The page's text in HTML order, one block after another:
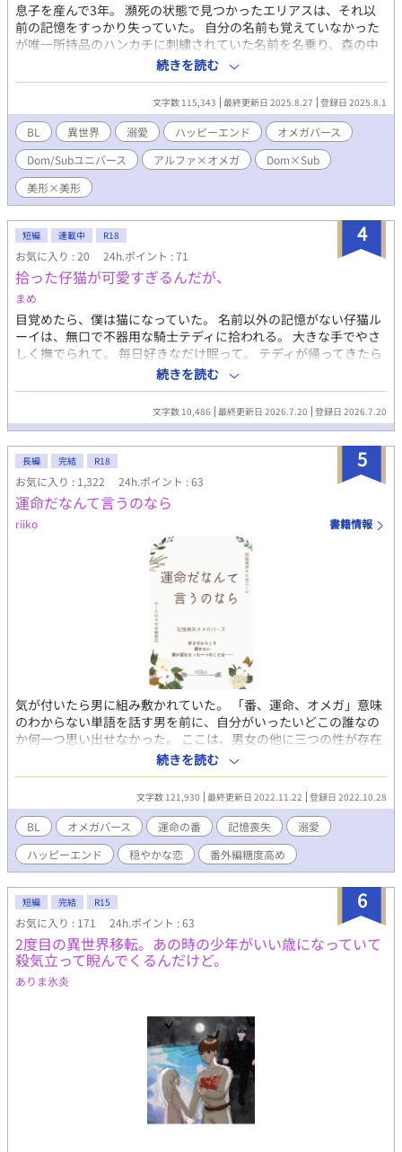
息子を産んで3年。 瀕死の状態で見つかったエリアスは、それ以
前の記憶をすっかり失っていた。 自分の名前も覚えていなかった
が唯一所持品のハンカチに刺繍されていた名前を名乗り、森の中
にひっそりと存在する地図上から消された村で医師として働く人
間と竜の混血種。 ある日、診療所に運ばれてきた重病人との出会
いがエリアスの止まっていた時を動かすことになる。 「――お前
が俺の元から逃げたからだ、エリアス！」 「本当に、本当になに
も覚えていないんだっ！」 「ととさま、かかさまをいじめちゃメ
ッ！」 破滅を歩む純白竜の皇帝《Domアルファ》× 記憶がない
混血竜《Subオメガ》 「俺の皇后……」 ――前の俺？それとも、
今の俺？ 俺は一体、何者なのだろうか？ ※オメガバース、ドムサ
ブユニバース特殊設定あり（かなり好き勝手に詳細設定をしてい
ブユニバース、二つをまとめてSubオメガ、などの総称にしてい
ます ※作中のセリフで「〈〉」この中のセリフはコマンドになり
ます。読みやすいよう、コマンドは英語表記ではなく、本作では
言葉として表記しています ※性的な描写がある話数に＊をつけて
います ✧毎日7時40分＋17時40分に更新予定✧ ✧お気に入り登
録・各話♡・エール📣作者大歓喜します✧
続きを読む
文字数 115,343 最終更新日 2025.8.27 登録日 2025.8.1
BL 異世界 溺愛 ハッピーエンド
オメガバース
Dom/Subユニバース
アルファ×オメガ
Dom×Sub
美形×美形
4
短編 連載中 R18
お気に入り : 20 24h.ポイント : 71
拾った仔猫が可愛すぎるんだが、
まめ
目覚めたら、僕は猫になっていた。 名前以外の記憶がない仔猫ル
ーイは、無口で不器用な騎士テディに拾われる。 大きな手でやさ
しく撫でられて。 毎日好きなだけ眠って。 テディが帰ってきたら
腕の中で甘えて。 このまま、ここの猫になりたいなーなんて思っ
ていたけれど、そうは問屋がおろさないのであった。 テディ✕ル
ーイ ほのぼのすぎるくらいに、ほのぼのゆるゆるのお話です。 本
編内に性描写というほどのものはございません。 番外編を書くか
続きを読む
文字数 10,486 最終更新日 2026.7.20 登録日 2026.7.20
5
長編 完結 R18
お気に入り : 1,322 24h.ポイント : 63
運命だなんて言うのなら
riiko 書籍情報
気が付いたら男に組み敷かれていた。 「番、運命、オメガ」意味
のわからない単語を話す男を前に、自分がいったいどこの誰なの
か何一つ思い出せなかった。 ここは、男女の他に三つの性が存在
する世界。 常識がまったく違う世界観に戸惑うも、愛情を与えて
くれる男と一緒に過ごし愛をはぐくむ。この環境を素直に受け入
れてきた時、過去におこした過ちを思い出し……。 ☆記憶喪失オ
メガバース☆ 主人公はオメガバースの世界を知らない（記憶がな
い）ので、物語の中で説明も入ります。オメガバース初心者の方
でもご安心くださいませ。 運命をみつけたアルファ×記憶をなく
したオメガ 性描写が入るシーンは ※マークをタイトルにつけます
のでご注意くださいませ。 物語、お楽しみいただけたら幸いで
す。
続きを読む
文字数 121,930 最終更新日 2022.11.22 登録日 2022.10.28
BL オメガバース 運命の番 記憶喪失
溺愛
ハッピーエンド
穏やかな恋 番外編糖度高め
6
短編 完結 R15
お気に入り : 171 24h.ポイント : 63
2度目の異世界移転。あの時の少年がいい歳になっていて
殺気立って睨んでくるんだけど。
ありま氷炎